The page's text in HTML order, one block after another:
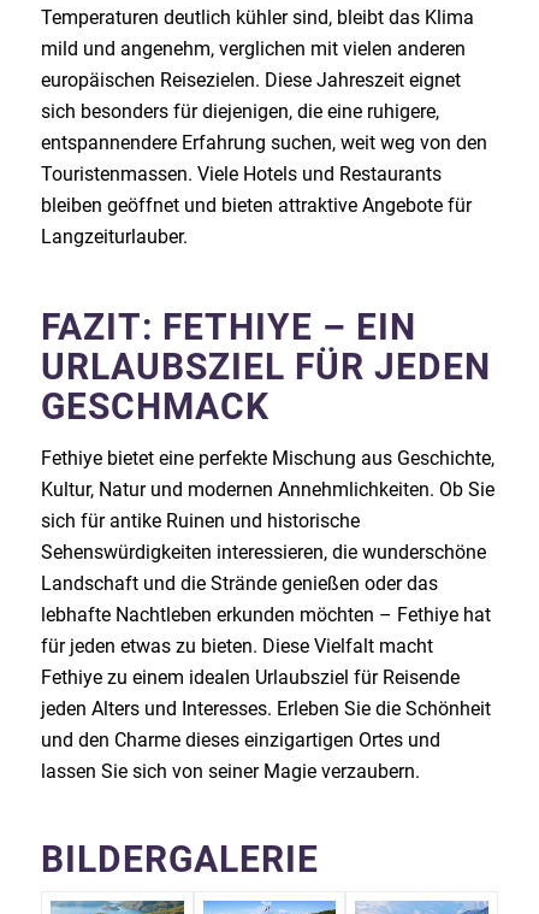
Temperaturen deutlich kühler sind, bleibt das Klima
mild und angenehm, verglichen mit vielen anderen
europäischen Reisezielen. Diese Jahreszeit eignet
sich besonders für diejenigen, die eine ruhigere,
entspannendere Erfahrung suchen, weit weg von den
Touristenmassen. Viele Hotels und Restaurants
bleiben geöffnet und bieten attraktive Angebote für
Langzeiturlauber.
FAZIT: FETHIYE – EIN
URLAUBSZIEL FÜR JEDEN
GESCHMACK
Fethiye bietet eine perfekte Mischung aus Geschichte,
Kultur, Natur und modernen Annehmlichkeiten. Ob Sie
sich für antike Ruinen und historische
Sehenswürdigkeiten interessieren, die wunderschöne
Landschaft und die Strände genießen oder das
lebhafte Nachtleben erkunden möchten – Fethiye hat
für jeden etwas zu bieten. Diese Vielfalt macht
Fethiye zu einem idealen Urlaubsziel für Reisende
jeden Alters und Interesses. Erleben Sie die Schönheit
und den Charme dieses einzigartigen Ortes und
lassen Sie sich von seiner Magie verzaubern.
BILDERGALERIE